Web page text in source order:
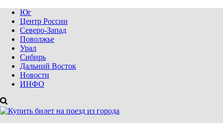
Юг
Центр России
Северо-Запад
Поволжье
Урал
Сибирь
Дальний Восток
Новости
ИНФО